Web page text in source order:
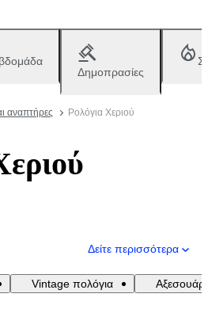
Δημοπρασίες
αναπτήρες Ρολόγια Χεριού
Δείτε περισσότερα
Vintage πολόγια Αξεσουάρ